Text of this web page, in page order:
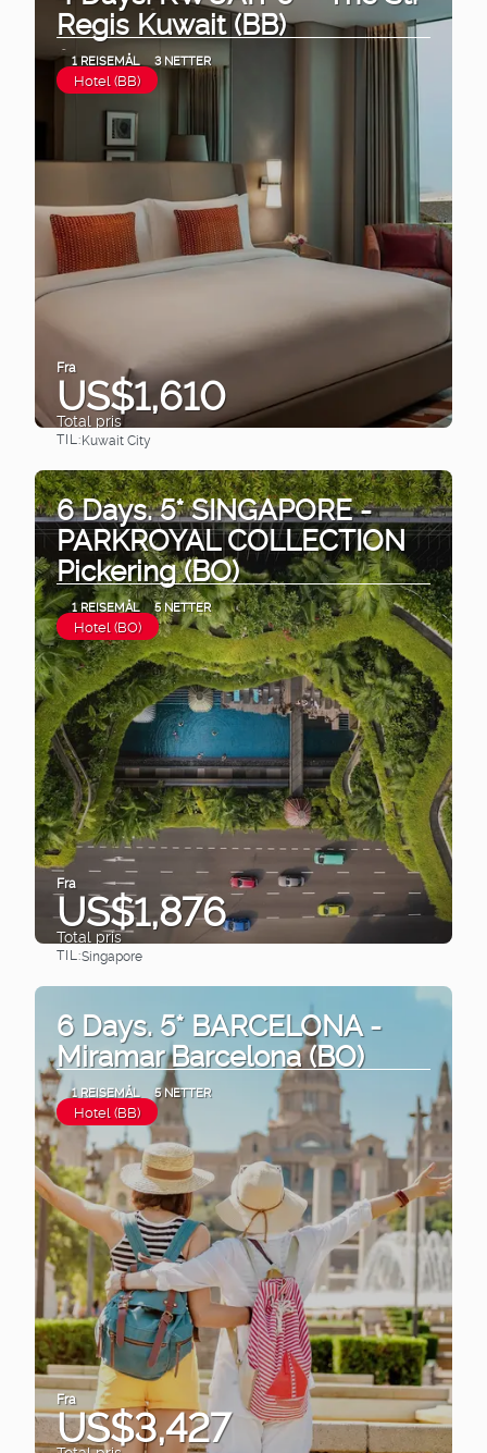
Regis Kuwait (BB)
1 REISEMÅL 3 NETTER
Hotel (BB)
Fra
US$1,610
Total pris
TIL:Kuwait City
6 Days. 5* SINGAPORE -
PARKROYAL COLLECTION
Pickering (BO)
1 REISEMÅL 5 NETTER
Hotel (BO)
Fra
US$1,876
Total pris
TIL:Singapore
6 Days. 5* BARCELONA -
Miramar Barcelona (BO)
1 REISEMÅL 5 NETTER
Hotel (BB)
Fra
US$3,427